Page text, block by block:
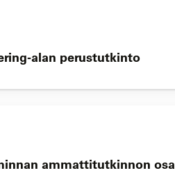
alan perustutkinto
ammattitutkinnon osa